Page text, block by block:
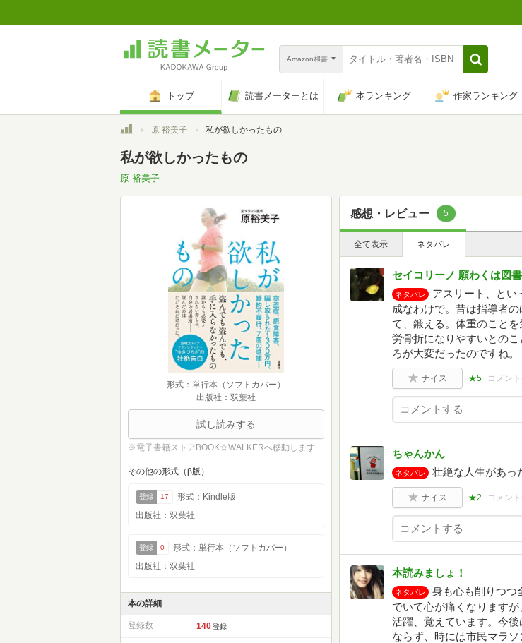
Amazon和書
トップ 読書メーターとは 本ランキング 作家ランキング
トップ原 裕美子 私が欲しかったもの
私が欲しかったもの
原 裕美子
形式：単行本（ソフトカバー）
出版社：双葉社
試し読みする
※電子書籍ストアBOOK☆WALKERへ移動します
その他の形式（β版）
登録 17
形式：Kindle版
出版社：双葉社
登録 0
形式：単行本（ソフトカバー）
出版社：双葉社
本の詳細
登録数 140 登録
感想・レビュー 5
全て表示 ネタバレ
セイコリーノ 願わくは図
ネタバレ
アスリート、とい
成なわけで。昔は指導者
て、鍛える。体重のこと
労骨折になりやすいとの
ろが大変だったのですね。
ナイス ★5 コメン
ちゃんかん
ネタバレ 壮絶な人生があっ
ナイス ★2 コメン
本読みましょ！
ネタバレ
身も心も削りつつ
でいて心が痛くなります
活躍、覚えています。今
ならず、時には市民マラ